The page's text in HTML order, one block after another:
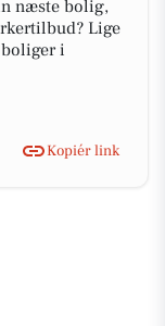
næste bolig,
Lige
i
Kopiér link